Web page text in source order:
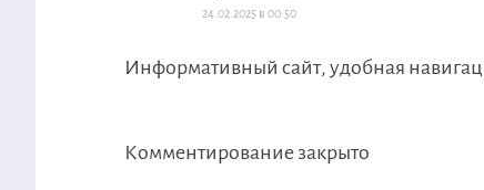
24.02.2025 в 00:50
Информативный сайт, удобная
Комментирование закрыто